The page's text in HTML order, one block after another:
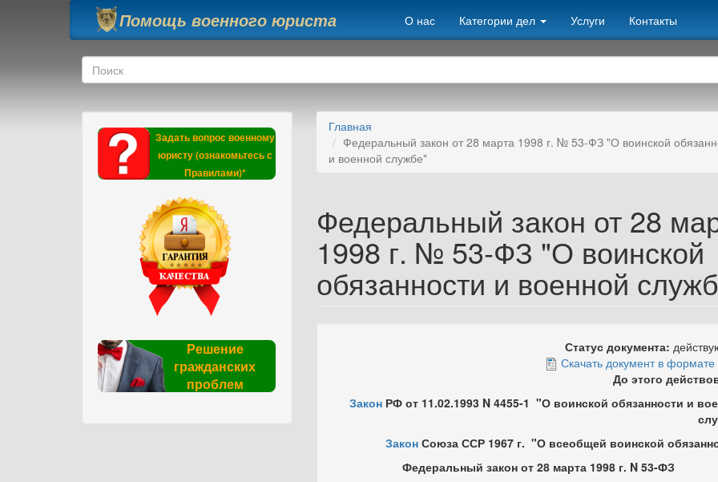
Перейти к основному содержанию
Помощь военного юриста О нас Категории дел Услуги Контакты
Форма поиска
Поиск
Задать вопрос военному
юристу (ознакомьтесь с
Правилами)*
Решение
гражданских
проблем
Главная
Федеральный закон от 28 марта 1998 г. № 53-ФЗ "О воинской
и военной службе"
Федеральный закон от 28
1998 г. № 53-ФЗ "О воинской
обязанности и военной
Статус документа:
Скачать документ в формате
До этого
ЗаконРФ от 11.02.1993 N 4455-1 "О воинской обязанности и
ЗаконСоюза ССР 1967 г. "О всеобщей воинской
Федеральный закон от 28 марта 1998 г. N 53-ФЗ